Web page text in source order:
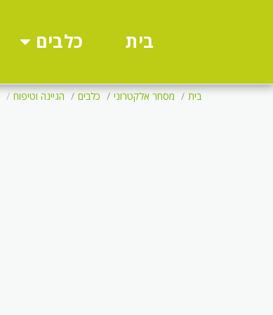
בית כלבים
בית מסחר אלקטרוני כלבים הגיינה וטיפוח